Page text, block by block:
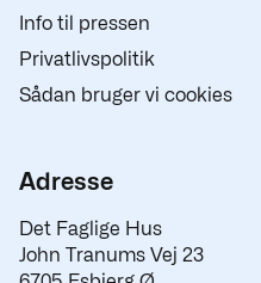
Info til pressen
Privatlivspolitik
Sådan bruger vi cookies
Adresse
Det Faglige Hus
John Tranums Vej 23